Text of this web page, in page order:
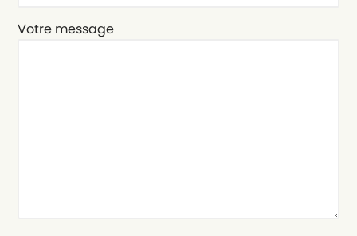
Votre message